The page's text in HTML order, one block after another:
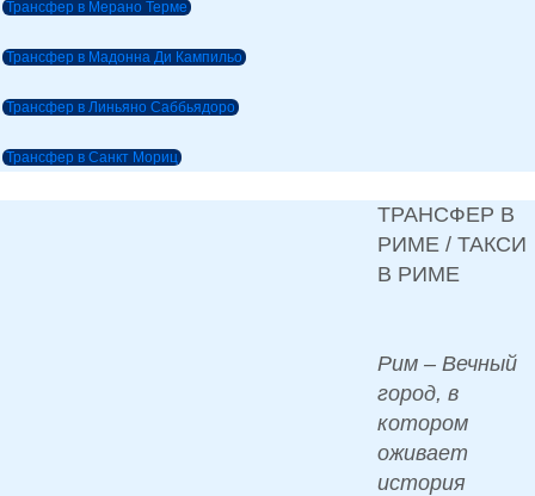
Трансфер в Мерано Терме
Трансфер в Мадонна Ди Кампильо
Трансфер в Линьяно Саббьядоро
Трансфер в Санкт Мориц
ТРАНСФЕР В
РИМЕ / ТАКСИ
В РИМЕ
Рим – Вечный
город, в
котором
оживает
история